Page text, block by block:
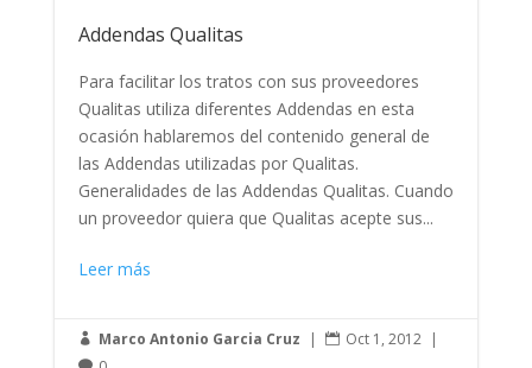
Addendas Qualitas
Para facilitar los tratos con sus proveedores
Qualitas utiliza diferentes Addendas en esta
ocasión hablaremos del contenido general de
las Addendas utilizadas por Qualitas.
Generalidades de las Addendas Qualitas. Cuando
un proveedor quiera que Qualitas acepte sus...
Leer más
 Marco Antonio Garcia Cruz |  Oct 1, 2012 |